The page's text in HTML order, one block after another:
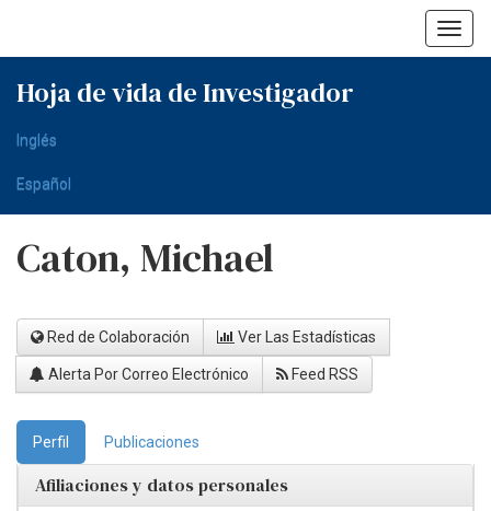
Hoja de vida de Investigador
Inglés
Español
Caton, Michael
Red de Colaboración Ver Las Estadísticas
Alerta Por Correo Electrónico Feed RSS
Perfil Publicaciones
Afiliaciones y datos personales